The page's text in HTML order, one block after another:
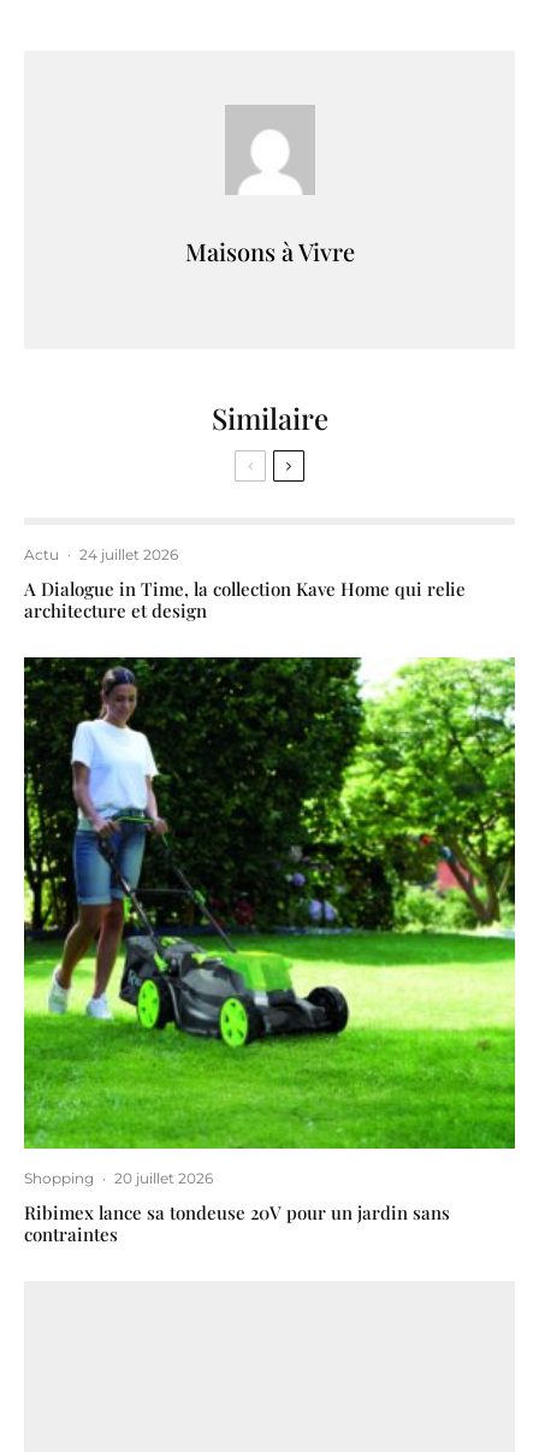
Maisons à Vivre
Similaire
Actu · 24 juillet 2026
A Dialogue in Time, la collection Kave Home qui relie
architecture et design
Shopping · 20 juillet 2026
Ribimex lance sa tondeuse 20V pour un jardin sans
contraintes